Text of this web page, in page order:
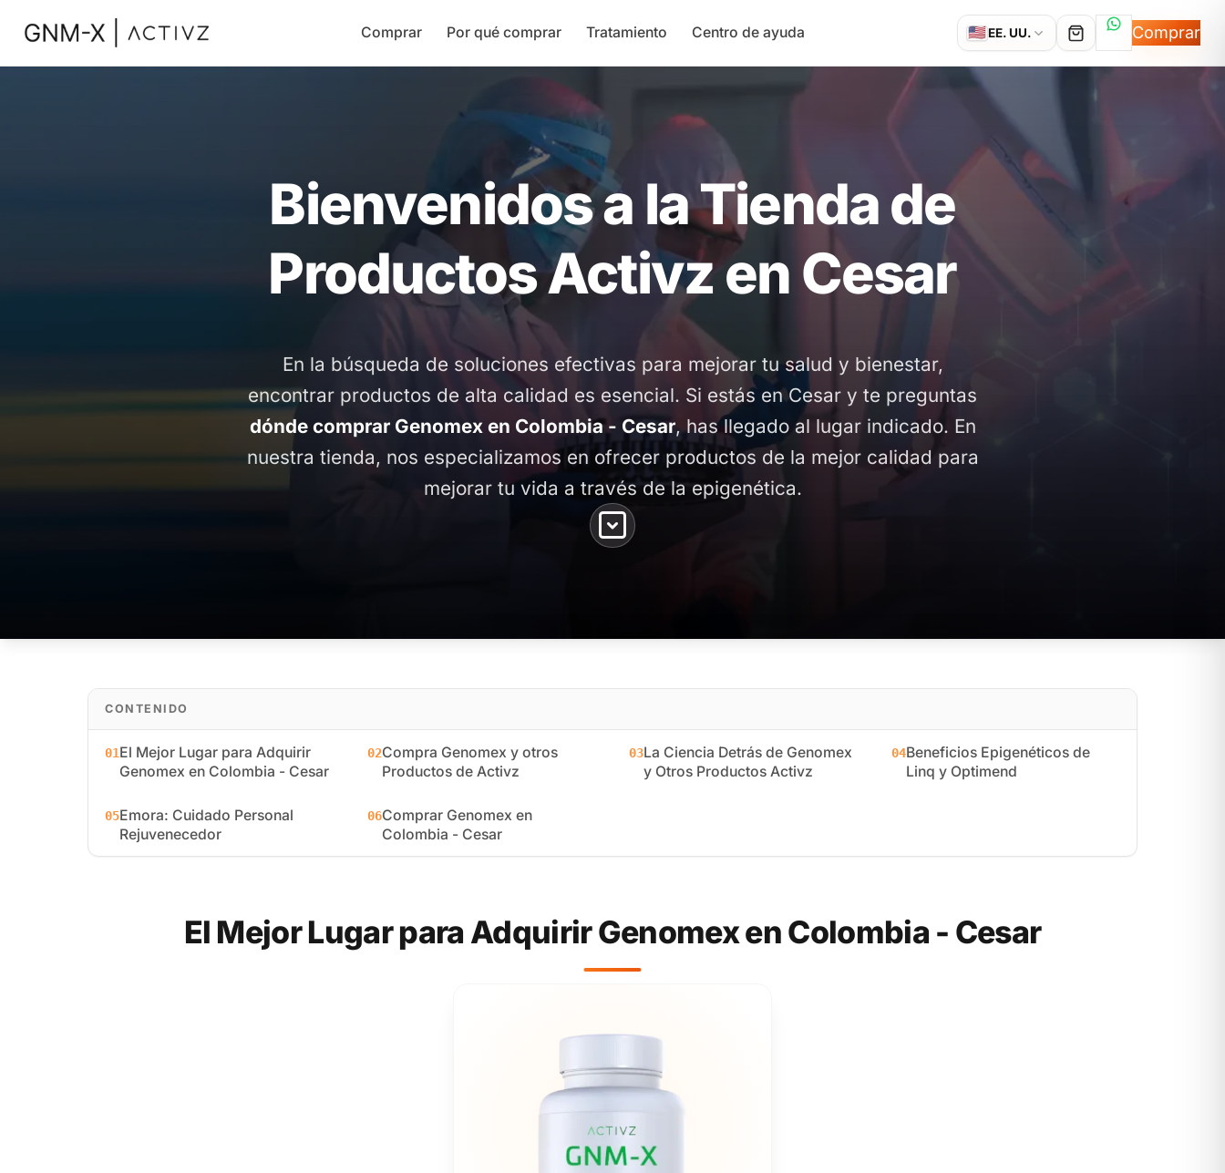
Comprar Por qué comprar Tratamiento Centro de ayuda 🇺🇸EE. UU. Hablemos
Comprar
Bienvenidos a la Tienda de
Productos Activz en Cesar
En la búsqueda de soluciones efectivas para mejorar tu salud y bienestar,
encontrar productos de alta calidad es esencial. Si estás en Cesar y te preguntas
dónde comprar Genomex en Colombia - Cesar, has llegado al lugar indicado. En
nuestra tienda, nos especializamos en ofrecer productos de la mejor calidad para
mejorar tu vida a través de la epigenética.
CONTENIDO
01El Mejor Lugar para Adquirir
Genomex en Colombia - Cesar
02Compra Genomex y otros
Productos de Activz
03La Ciencia Detrás de Genomex
y Otros Productos Activz
04Beneficios Epigenéticos de
Linq y Optimend
05Emora: Cuidado Personal
Rejuvenecedor
06Comprar Genomex en
Colombia - Cesar
El Mejor Lugar para Adquirir Genomex en Colombia - Cesar